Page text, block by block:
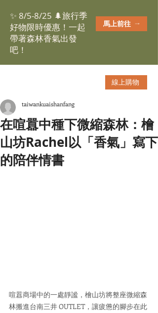
線上購物
✨ 8/5-8/25 🌲旅行季
好物限時優惠！一起
帶著森林香氣出發
吧！
馬上前往
在喧囂中種下微縮森林：檜
山坊Rachel以「香氣」寫下
的陪伴情書
taiwankuaishanfang
喧囂商場中的一處靜謐，檜山坊將整座微縮森
林搬進台南三井 OUTLET，讓疲憊的腳步在此